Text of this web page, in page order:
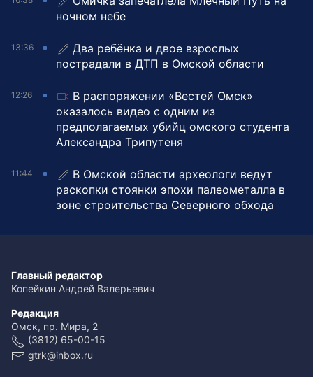
ночном небе
13:36
Два ребёнка и двое взрослых
пострадали в ДТП в Омской области
12:26
В распоряжении «Вестей Омск»
оказалось видео с одним из
предполагаемых убийц омского студента
Александра Трипутеня
11:44
В Омской области археологи ведут
раскопки стоянки эпохи палеометалла в
зоне строительства Северного обхода
Главный редактор
Копейкин Андрей Валерьевич
Редакция
Омск, пр. Мира, 2
(3812) 65-00-15
gtrk@inbox.ru